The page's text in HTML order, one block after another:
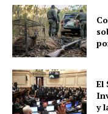
El
y